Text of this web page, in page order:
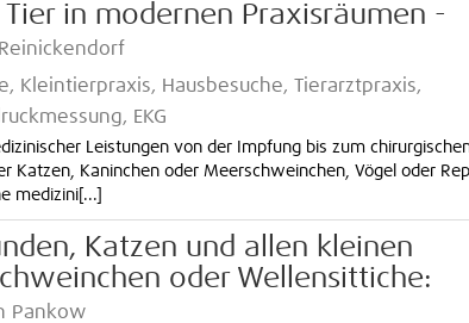
in modernen Praxisräumen -
Kleintierpraxis, Hausbesuche, Tierarztpraxis,
EKG
Leistungen von der Impfung bis zum
Katzen, Kaninchen oder Meerschweinchen, Vögel oder
medizini[...]
Katzen und allen kleinen
oder Wellensittiche:
Pankow